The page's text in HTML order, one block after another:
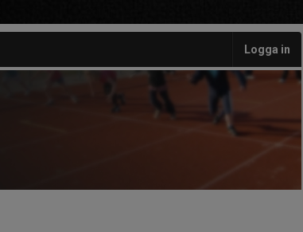
Logga in